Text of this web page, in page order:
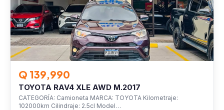
Q 139,990
TOYOTA RAV4 XLE AWD M.2017
CATEGORÍA: Camioneta MARCA: TOYOTA Kilometraje:
102000km Cilindraje: 2.5cl Model…